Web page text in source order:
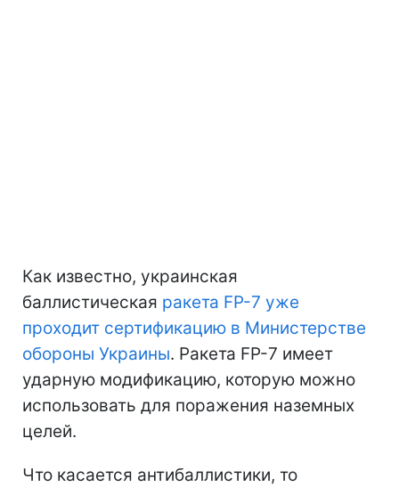
Как известно, украинская
баллистическая ракета FP-7 уже
проходит сертификацию в Министерстве
обороны Украины. Ракета FP-7 имеет
ударную модификацию, которую можно
использовать для поражения наземных
целей.
Что касается антибаллистики, то